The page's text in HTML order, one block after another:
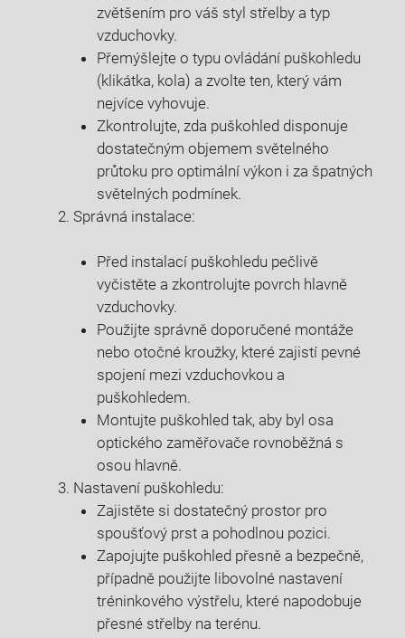
zvětšením pro váš styl střelby a typ
vzduchovky.
Přemýšlejte o typu ovládání puškohledu
(klikátka, kola) a zvolte ten, který vám
nejvíce vyhovuje.
Zkontrolujte, zda puškohled disponuje
dostatečným objemem světelného
průtoku pro optimální výkon i za špatných
světelných podmínek.
Správná instalace:
Před instalací puškohledu pečlivě
vyčistěte a zkontrolujte povrch hlavně
vzduchovky.
Použijte správně doporučené montáže
nebo otočné kroužky, které zajistí pevné
spojení mezi vzduchovkou a
puškohledem.
Montujte puškohled tak, aby byl osa
optického zaměřovače rovnoběžná s
osou hlavně.
Nastavení puškohledu:
Zajistěte si dostatečný prostor pro
spoušťový prst a pohodlnou pozici.
Zapojujte puškohled přesně a bezpečně,
případně použijte libovolné nastavení
tréninkového výstřelu, které napodobuje
přesné střelby na terénu.